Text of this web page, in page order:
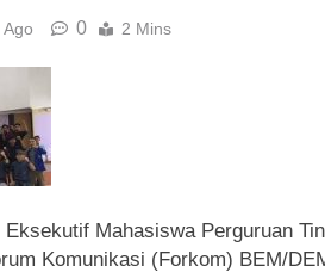
Ago 0 2 Mins
Mahasiswa Perguruan
Komunikasi (Forkom) BEM/